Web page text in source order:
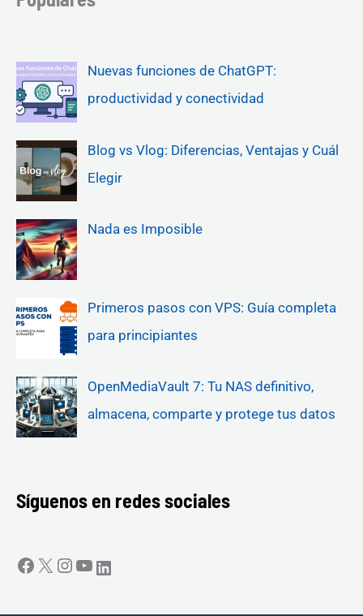
Nuevas funciones de ChatGPT:
productividad y conectividad
Blog vs Vlog: Diferencias, Ventajas y Cuál
Elegir
Nada es Imposible
Primeros pasos con VPS: Guía completa
para principiantes
OpenMediaVault 7: Tu NAS definitivo,
almacena, comparte y protege tus datos
Síguenos en redes sociales